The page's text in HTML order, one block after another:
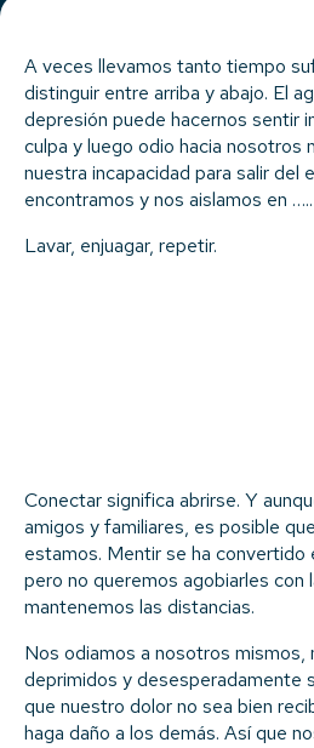
A veces llevamos tanto tiempo
distinguir entre arriba y abajo. El
depresión puede hacernos sentir
culpa y luego odio hacia nosotros
nuestra incapacidad para salir del
encontramos y nos aislamos en …..
Lavar, enjuagar, repetir.
Conectar significa abrirse. Y
amigos y familiares, es posible
estamos. Mentir se ha convertido
pero no queremos agobiarles con
mantenemos las distancias.
Nos odiamos a nosotros mismos,
deprimidos y desesperadamente
que nuestro dolor no sea bien
haga daño a los demás. Así que